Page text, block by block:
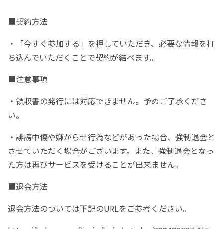
■契約方法
・「今すぐ参加する」を押していただき、必要な情報を打
ち込んでいただくことで契約が結べます。
■注意事項
・領収書の発行には対応できません。予めご了承くださ
い。
・誹謗中傷や嫌がらせ行為などがあった場合、強制退会と
させていただく場合がございます。また、強制退会となっ
た方は再びサービスを受けることが出来ません。
■退会方法
退会方法のついては下記のURLをご参考ください。